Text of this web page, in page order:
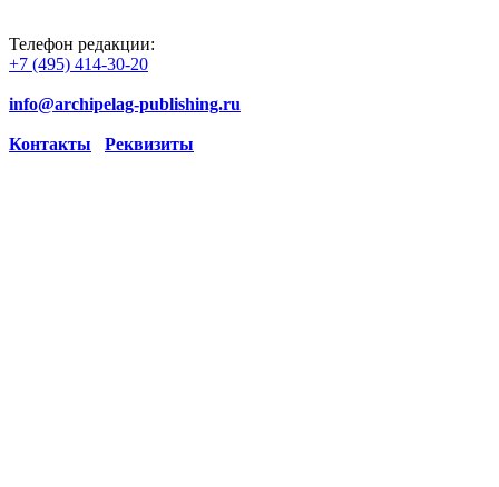
Телефон редакции:
+7 (495) 414-30-20
info@archipelag-publishing.ru
Контакты Реквизиты